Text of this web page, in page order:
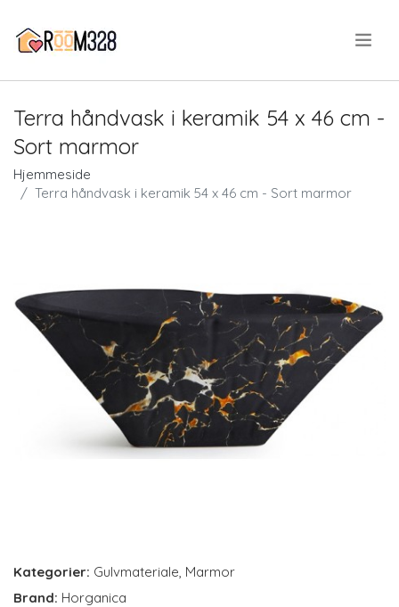
Terra håndvask i keramik 54 x 46 cm -
Sort marmor
Hjemmeside
Terra håndvask i keramik 54 x 46 cm - Sort marmor
Kategorier: Gulvmateriale, Marmor
Brand: Horganica